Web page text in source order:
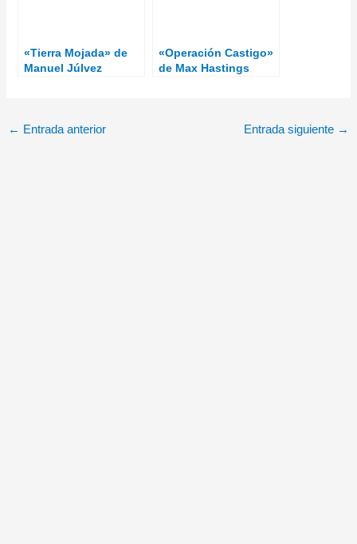
«Tierra Mojada» de
Manuel Júlvez
«Operación Castigo»
de Max Hastings
← Entrada anterior Entrada siguiente →